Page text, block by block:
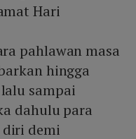
Hari
pahlawan masa
hingga
sampai
dahulu para
demi